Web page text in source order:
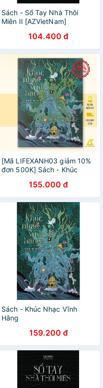
Sách - Sổ Tay Nhà Thôi
Miên II [AZVietNam]
104.400 đ
[Mã LIFEXANH03 giảm 10%
đơn 500K] Sách - Khúc
155.000 đ
Sách - Khúc Nhạc Vĩnh
Hằng
159.200 đ